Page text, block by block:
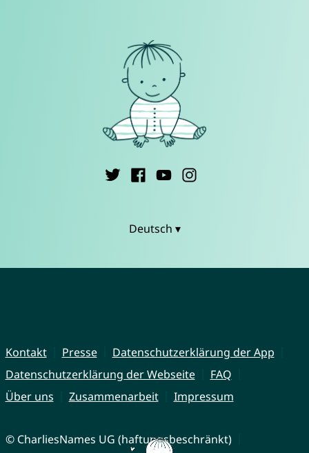
Deutsch ▾
Kontakt Presse
Datenschutzerklärung der App
Datenschutzerklärung der Webseite
FAQ
Über uns
Zusammenarbeit Impressum
© CharliesNames UG (haftungsbeschränkt)